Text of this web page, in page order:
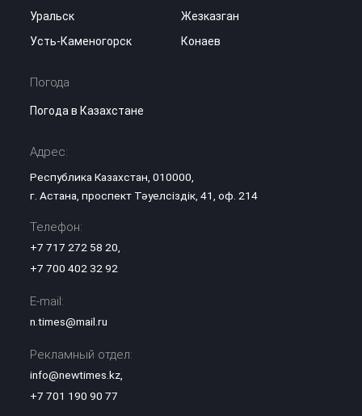
Уральск
Жезказган
Усть-Каменогорск
Конаев
Погода
Погода в Казахстане
Адрес:
Республика Казахстан, 010000,
г. Астана, проспект Тәуелсіздік, 41, оф. 214
Телефон:
+7 717 272 58 20
+7 700 402 32 92
E-mail:
n.times@mail.ru
Рекламный отдел:
info@newtimes.kz,
+7 701 190 90 77